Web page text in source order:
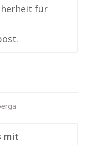
für
mit